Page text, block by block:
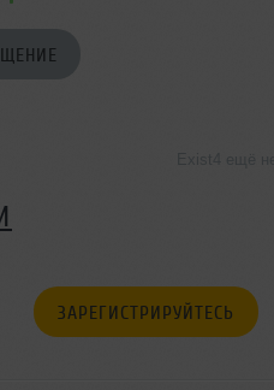
ЗАРЕГИСТРИРУЙТЕСЬ